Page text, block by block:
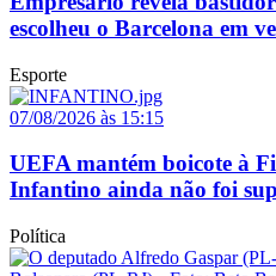
escolheu o Barcelona em
Esporte
07/08/2026 às 15:15
UEFA mantém boicote à
Infantino ainda não foi
Política